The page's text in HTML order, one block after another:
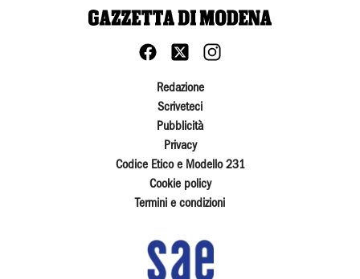
Redazione
Scriveteci
Pubblicità
Privacy
Codice Etico e Modello 231
Cookie policy
Termini e condizioni